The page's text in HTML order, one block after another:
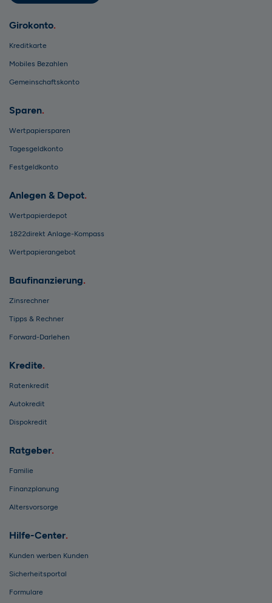
Girokonto
Kreditkarte
Mobiles Bezahlen
Gemeinschaftskonto
Sparen
Wertpapiersparen
Tagesgeldkonto
Festgeldkonto
Anlegen & Depot
Wertpapierdepot
1822direkt Anlage-Kompass
Wertpapierangebot
Baufinanzierung
Zinsrechner
Tipps & Rechner
Forward-Darlehen
Kredite
Ratenkredit
Autokredit
Dispokredit
Ratgeber
Familie
Finanzplanung
Altersvorsorge
Hilfe-Center
Kunden werben Kunden
Sicherheitsportal
Formulare